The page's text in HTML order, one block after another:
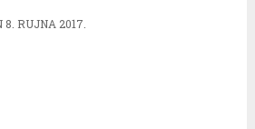
8. RUJNA 2017.